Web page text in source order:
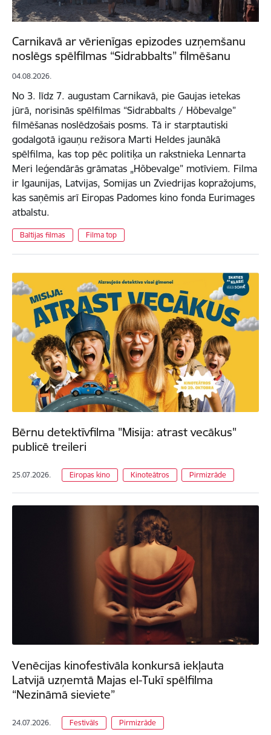
Carnikavā ar vērienīgas epizodes uzņemšanu
noslēgs spēlfilmas “Sidrabbalts” filmēšanu
04.08.2026.
No 3. līdz 7. augustam Carnikavā, pie Gaujas ietekas
jūrā, norisinās spēlfilmas “Sidrabbalts / Hõbevalge”
filmēšanas noslēdzošais posms. Tā ir starptautiski
godalgotā igauņu režisora Marti Heldes jaunākā
spēlfilma, kas top pēc politiķa un rakstnieka Lennarta
Meri leģendārās grāmatas „Hõbevalge” motīviem. Filma
ir Igaunijas, Latvijas, Somijas un Zviedrijas kopražojums,
kas saņēmis arī Eiropas Padomes kino fonda Eurimages
atbalstu.
Baltijas filmas Filma top
Bērnu detektīvfilma "Misija: atrast vecākus"
publicē treileri
25.07.2026. Eiropas kino Kinoteātros Pirmizrāde
Venēcijas kinofestivāla konkursā iekļauta
Latvijā uzņemtā Majas el-Tukī spēlfilma
“Nezināmā sieviete”
24.07.2026. Festivāls Pirmizrāde